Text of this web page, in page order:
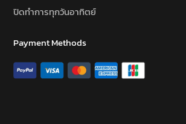
ปิดทำการทุกวันอาทิตย์
Payment Methods